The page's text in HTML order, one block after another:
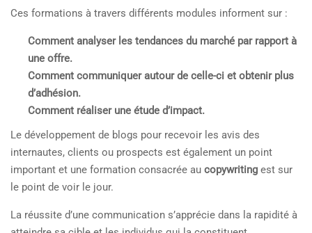
Ces formations à travers différents modules informent sur :
Comment analyser les tendances du marché par rapport à
une offre.
Comment communiquer autour de celle-ci et obtenir plus
d’adhésion.
Comment réaliser une étude d’impact.
Le développement de blogs pour recevoir les avis des
internautes, clients ou prospects est également un point
important et une formation consacrée au copywriting est sur
le point de voir le jour.
La réussite d’une communication s’apprécie dans la rapidité à